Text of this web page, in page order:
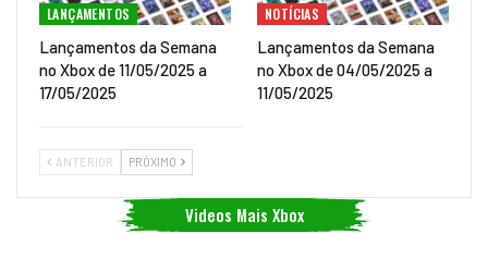
LANÇAMENTOS
Lançamentos da Semana
no Xbox de 11/05/2025 a
17/05/2025
NOTÍCIAS
Lançamentos da Semana
no Xbox de 04/05/2025 a
11/05/2025
ANTERIOR PRÓXIMO
Videos Mais Xbox